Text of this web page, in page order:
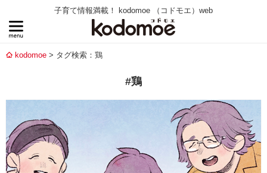
子育て情報満載！ kodomoe （コドモエ）web
kodomoe タグ検索：鶏
#鶏